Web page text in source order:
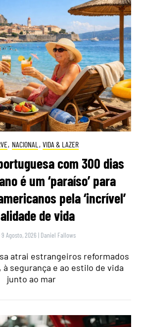
, NACIONAL , VIDA & LAZER
com 300 dias
é um ‘paraíso’ para
pela ‘incrível’
de vida
Agosto, 2026 | Daniel Fallows
atrai estrangeiros reformados
à segurança e ao estilo de vida
junto ao mar